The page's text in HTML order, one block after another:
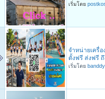
เริ่มโดย
จำหน่ายเครื่
ตั้งฟรี ส่งฟรี ถึ
เริ่มโดย